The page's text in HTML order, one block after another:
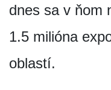
dnes sa v ňom
1.5 milióna
oblastí.